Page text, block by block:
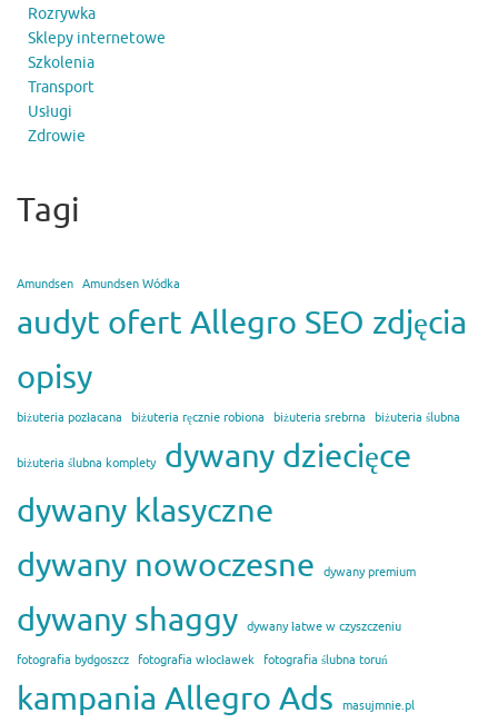
Rozrywka
Sklepy internetowe
Szkolenia
Transport
Usługi
Zdrowie
Tagi
Amundsen Amundsen Wódka
audyt ofert Allegro SEO zdjęcia
opisy
biżuteria pozłacana biżuteria ręcznie robiona biżuteria srebrna biżuteria ślubna
biżuteria ślubna komplety
dywany dziecięce
dywany klasyczne
dywany nowoczesne
dywany premium
dywany shaggy dywany łatwe w czyszczeniu
fotografia bydgoszcz fotografia włocławek fotografia ślubna toruń
kampania Allegro Ads masujmnie.pl